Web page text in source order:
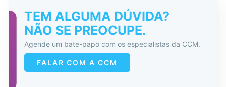
TEM ALGUMA DÚVIDA?
NÃO SE PREOCUPE.
Agende um bate-papo com os especialistas da CCM.
FALAR COM A CCM